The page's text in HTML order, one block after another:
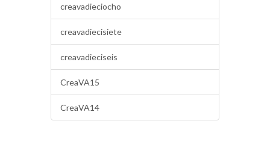
creavadieciocho
creavadiecisiete
creavadieciseis
CreaVA15
CreaVA14